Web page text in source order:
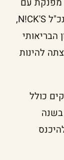
מפנקת עם
מעט שומן, קלוריות וללא סוכר מוסף. מנכ"ל N!CK'S,
הבריאותי
להינות
להתרחב מאז ל-16 שווקים כולל
בשנה